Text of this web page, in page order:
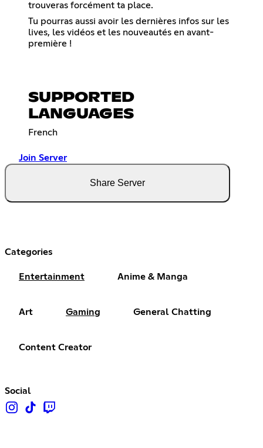
trouveras forcément ta place.
Tu pourras aussi avoir les dernières infos sur les
lives, les vidéos et les nouveautés en avant-
première !
SUPPORTED
LANGUAGES
French
Join Server
Share Server
Categories
Entertainment Anime & Manga
Art Gaming General Chatting
Content Creator
Social